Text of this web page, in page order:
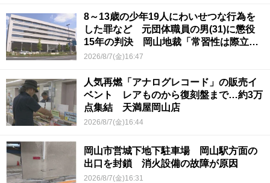
8～13歳の少年19人にわいせつな行為を
した罪など 元団体職員の男(31)に懲役
15年の判決 岡山地裁「常習性は際立っ
ていて被害結果も非常に重い」
2026/8/7(金)16:47
人気再燃「アナログレコード」の販売イ
ベント レアものから復刻盤まで…約3万
点集結 天満屋岡山店
2026/8/7(金)16:44
岡山市営城下地下駐車場 岡山駅方面の
出口を封鎖 消火設備の故障が原因
2026/8/7(金)16:31